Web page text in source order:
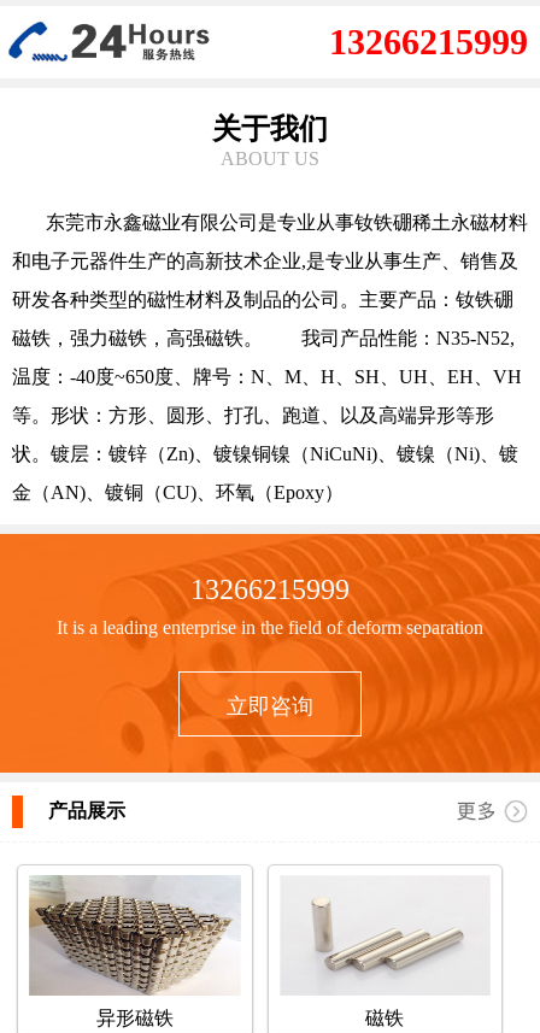
13266215999
关于我们
ABOUT US
东莞市永鑫磁业有限公司是专业从事钕铁硼稀土永磁材料
和电子元器件生产的高新技术企业,是专业从事生产、销售及
研发各种类型的磁性材料及制品的公司。主要产品：钕铁硼
磁铁，强力磁铁，高强磁铁。 我司产品性能：N35-N52,
温度：-40度~650度、牌号：N、M、H、SH、UH、EH、VH
等。形状：方形、圆形、打孔、跑道、以及高端异形等形
状。镀层：镀锌（Zn)、镀镍铜镍（NiCuNi)、镀镍（Ni)、镀
金（AN)、镀铜（CU)、环氧（Epoxy）
13266215999
It is a leading enterprise in the field of deform separation
立即咨询
产品展示
异形磁铁 磁铁